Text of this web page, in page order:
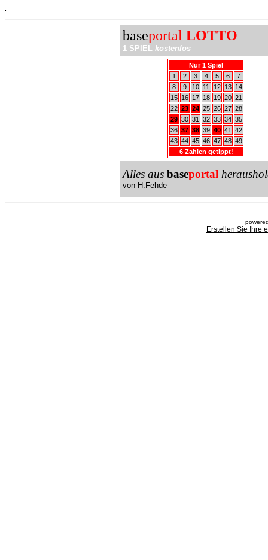
baseportal LOTTO
1 SPIEL kostenlos
Nur 1 Spiel
1
2 3 4 5 6
7
8
9 10 11 12 13
14
15
16 17 18 19 20 21
22 23 24 25 26 27 28
29 30 31 32 33 34 35
36 37 38 39 40 41
42
43 44 45 46 47 48 49
6 Zahlen getippt!
Alles aus baseportal
von H.Fehde
Erstellen Sie Ihre